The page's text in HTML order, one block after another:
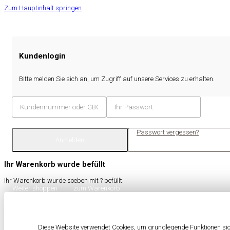
Zum Hauptinhalt springen
Kundenlogin
Bitte melden Sie sich an, um Zugriff auf unsere Services zu erhalten.
Passwort vergessen?
Ihr Warenkorb wurde befüllt
Ihr Warenkorb wurde soeben mit ? befüllt.
Weiter shoppen
zum Warenkorb
Diese Website verwendet Cookies, um grundlegende Funktionen